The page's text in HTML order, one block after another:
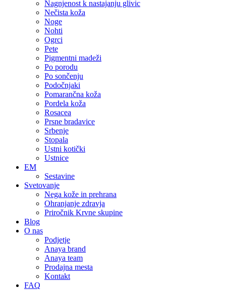
Nagnjenost k nastajanju glivic
Nečista koža
Noge
Nohti
Ogrci
Pete
Pigmentni madeži
Po porodu
Po sončenju
Podočnjaki
Pomarančna koža
Pordela koža
Rosacea
Prsne bradavice
Srbenje
Stopala
Ustni kotički
Ustnice
EM
Sestavine
Svetovanje
Nega kože in prehrana
Ohranjanje zdravja
Priročnik Krvne skupine
Blog
O nas
Podjetje
Anaya brand
Anaya team
Prodajna mesta
Kontakt
FAQ